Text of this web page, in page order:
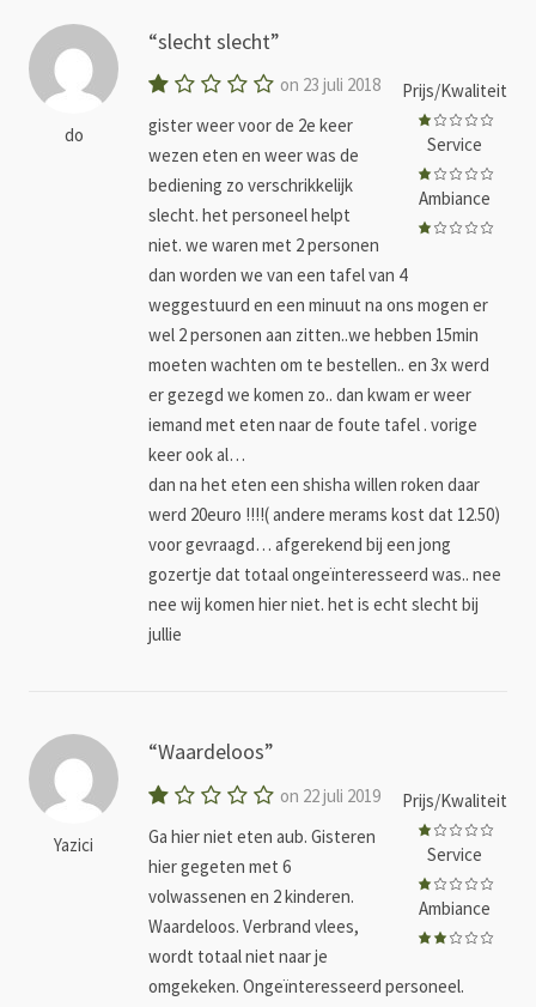
do
slecht slecht
on 23 juli 2018 Prijs/Kwaliteit
Service
Ambiance
gister weer voor de 2e keer
wezen eten en weer was de
bediening zo verschrikkelijk
slecht. het personeel helpt
niet. we waren met 2 personen
dan worden we van een tafel van 4
weggestuurd en een minuut na ons mogen er
wel 2 personen aan zitten..we hebben 15min
moeten wachten om te bestellen.. en 3x werd
er gezegd we komen zo.. dan kwam er weer
iemand met eten naar de foute tafel . vorige
keer ook al…
dan na het eten een shisha willen roken daar
werd 20euro !!!!( andere merams kost dat 12.50)
voor gevraagd… afgerekend bij een jong
gozertje dat totaal ongeïnteresseerd was.. nee
nee wij komen hier niet. het is echt slecht bij
jullie
Yazici
Waardeloos
on 22 juli 2019 Prijs/Kwaliteit
Service
Ambiance
Ga hier niet eten aub. Gisteren
hier gegeten met 6
volwassenen en 2 kinderen.
Waardeloos. Verbrand vlees,
wordt totaal niet naar je
omgekeken. Ongeïnteresseerd personeel.